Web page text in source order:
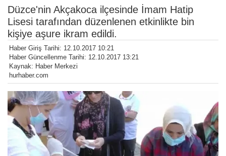
Düzce'nin Akçakoca ilçesinde İmam Hatip
Lisesi tarafından düzenlenen etkinlikte bin
kişiye aşure ikram edildi.
Haber Giriş Tarihi: 12.10.2017 10:21
Haber Güncellenme Tarihi: 12.10.2017 13:21
Kaynak: Haber Merkezi
hurhaber.com